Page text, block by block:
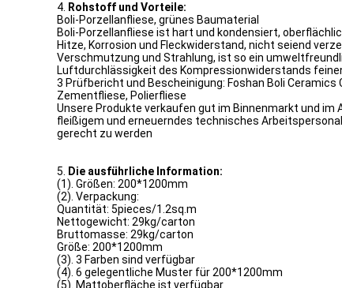
4. Rohstoff und Vorteile:
Boli-Porzellanfliese, grünes Baumaterial
Boli-Porzellanfliese ist hart und kondensiert,
Hitze, Korrosion und Fleckwiderstand, nicht seiend
Verschmutzung und Strahlung, ist so ein
Luftdurchlässigkeit des Kompressionwiderstands
3 Prüfbericht und Bescheinigung: Foshan Boli
Zementfliese, Polierfliese
Unsere Produkte verkaufen gut im Binnenmarkt und im
fleißigem und erneuerndes technisches
gerecht zu werden
5.
Die ausführliche Information:
(1). Größen: 200*1200mm
(2). Verpackung:
Quantität: 5pieces/1.2sq.m
Nettogewicht: 29kg/carton
Bruttomasse: 29kg/carton
Größe: 200*1200mm
(3). 3 Farben sind verfügbar
(4). 6 gelegentliche Muster für 200*1200mm
(5). Mattoberfläche ist verfügbar